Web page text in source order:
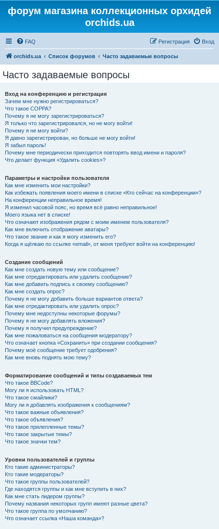
форум магазина коллекционных орхидей
orchids.ua
FAQ Вход
Регистрация
orchids.ua Список форумов Часто задаваемые вопросы
Часто задаваемые вопросы
Вход на конференцию и регистрация
Зачем мне нужно регистрироваться?
Что такое COPPA?
Почему я не могу зарегистрироваться?
Я только что зарегистрировался, но не могу войти!
Почему я не могу войти?
Я давно зарегистрирован, но больше не могу войти!
Я забыл пароль!
Почему мне периодически приходится повторять ввод имени и пароля?
Что делает функция «Удалить cookies»?
Параметры и настройки пользователя
Как мне изменить мои настройки?
Как избежать появления моего имени в списке «Кто сейчас на конференции»?
На конференции неправильное время!
Я изменил часовой пояс, но время всё равно неправильное!
Моего языка нет в списке!
Что означают изображения рядом с моим именем пользователя?
Как мне включить отображение аватары?
Что такое звание и как я могу изменить его?
Когда я щёлкаю по ссылке «email», от меня требуют войти на конференцию!
Создание сообщений
Как мне создать новую тему или сообщение?
Как мне отредактировать или удалить сообщение?
Как мне добавить подпись к своему сообщению?
Как мне создать опрос?
Почему я не могу добавить больше вариантов ответа?
Как мне отредактировать или удалить опрос?
Почему мне недоступны некоторые форумы?
Почему я не могу добавлять вложения?
Почему я получил предупреждение?
Как мне пожаловаться на сообщения модератору?
Что означает кнопка «Сохранить» при создании сообщения?
Почему моё сообщение требует одобрения?
Как мне вновь поднять мою тему?
Форматирование сообщений и типы создаваемых тем
Что такое BBCode?
Могу ли я использовать HTML?
Что такое смайлики?
Могу ли я добавлять изображения к сообщениям?
Что такое важные объявления?
Что такое объявления?
Что такое прилепленные темы?
Что такое закрытые темы?
Что такое значки тем?
Уровни пользователей и группы
Кто такие администраторы?
Кто такие модераторы?
Что такое группы пользователей?
Где находятся группы и как мне вступить в них?
Как мне стать лидером группы?
Почему названия некоторых групп имеют разные цвета?
Что такое группа по умолчанию?
Что означает ссылка «Наша команда»?